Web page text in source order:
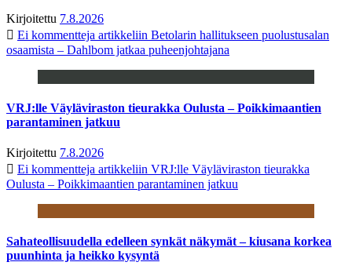
Kirjoitettu 7.8.2026
Ei kommentteja artikkeliin Betolarin hallitukseen puolustusalan
osaamista – Dahlbom jatkaa puheenjohtajana
VRJ:lle Väyläviraston tieurakka Oulusta – Poikkimaantien
parantaminen jatkuu
Kirjoitettu 7.8.2026
Ei kommentteja artikkeliin VRJ:lle Väyläviraston tieurakka
Oulusta – Poikkimaantien parantaminen jatkuu
Sahateollisuudella edelleen synkät näkymät – kiusana korkea
puunhinta ja heikko kysyntä